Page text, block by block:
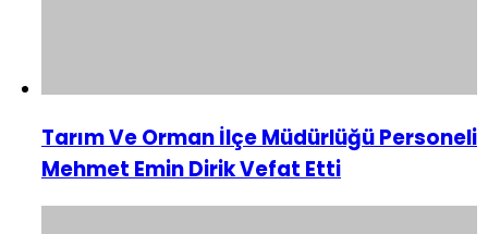
Tarım Ve Orman İlçe Müdürlüğü Personeli
Mehmet Emin Dirik Vefat Etti